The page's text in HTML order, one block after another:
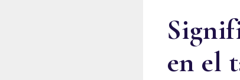
en el